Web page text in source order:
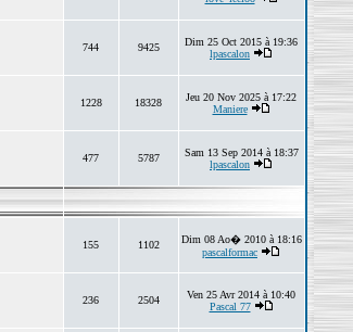
744 9425
Dim 25 Oct 2015 à 19:36
lpascalon
1228 18328
Jeu 20 Nov 2025 à 17:22
Maniere
477 5787
Sam 13 Sep 2014 à 18:37
lpascalon
155 1102
Dim 08 Ao� 2010 à 18:16
pascalformac
236 2504
Ven 25 Avr 2014 à 10:40
Pascal 77